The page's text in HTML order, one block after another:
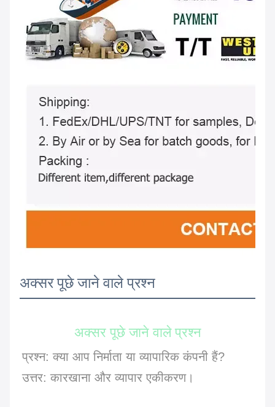
अक्सर पूछे जाने वाले प्रश्न
अक्सर पूछे जाने वाले प्रश्न
प्रश्न: क्या आप निर्माता या व्यापारिक कंपनी हैं?
उत्तर: कारखाना और व्यापार एकीकरण।